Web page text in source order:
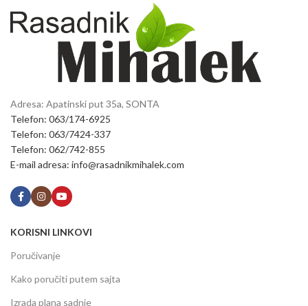
Adresa: Apatinski put 35a, SONTA
Telefon: 063/174-6925
Telefon: 063/7424-337
Telefon: 062/742-855
E-mail adresa: info@rasadnikmihalek.com
KORISNI LINKOVI
Poručivanje
Kako poručiti putem sajta
Izrada plana sadnje